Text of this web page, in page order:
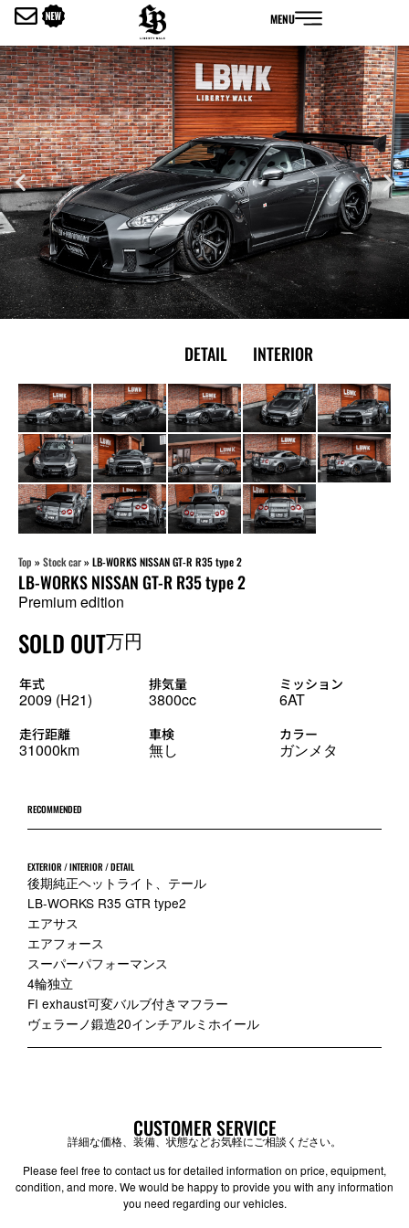
を
ス
キ
ッ
プ
MENU
DETAIL INTERIOR
Top »Stock car»LB-WORKS NISSAN GT-R R35 type 2
LB-WORKS NISSAN GT-R R35 type 2
Premium edition
SOLD OUT万円
年式
2009 (H21)
排気量
3800cc
ミッション
6AT
走行距離
31000km
車検
無し
カラー
ガンメタ
RECOMMENDED
EXTERIOR / INTERIOR / DETAIL
後期純正ヘットライト、テール
LB-WORKS R35 GTR type2
エアサス
エアフォース
スーパーパフォーマンス
4輪独立
FI exhaust可変バルブ付きマフラー
ヴェラーノ鍛造20インチアルミホイール
CUSTOMER SERVICE
詳細な価格、装備、状態などお気軽にご相談ください。
Please feel free to contact us for detailed information on price, equipment,
condition, and more. We would be happy to provide you with any information
you need regarding our vehicles.